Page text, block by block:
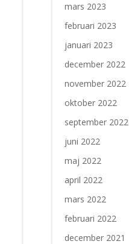
mars 2023
februari 2023
januari 2023
december 2022
november 2022
oktober 2022
september 2022
juni 2022
maj 2022
april 2022
mars 2022
februari 2022
december 2021